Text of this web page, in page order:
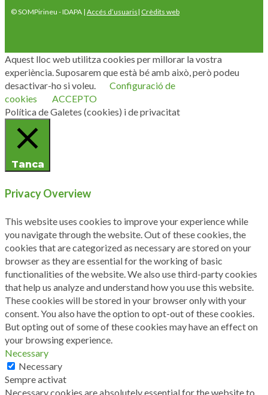
© SOMPirineu - IDAPA | Accés d’usuaris| Crèdits web
Aquest lloc web utilitza cookies per millorar la vostra
experiència. Suposarem que està bé amb això, però podeu
desactivar-ho si voleu.
Configuració de
cookies
ACCEPTO
Política de Galetes (cookies) i de privacitat
Tanca
Privacy Overview
This website uses cookies to improve your experience while
you navigate through the website. Out of these cookies, the
cookies that are categorized as necessary are stored on your
browser as they are essential for the working of basic
functionalities of the website. We also use third-party cookies
that help us analyze and understand how you use this website.
These cookies will be stored in your browser only with your
consent. You also have the option to opt-out of these cookies.
But opting out of some of these cookies may have an effect on
your browsing experience.
Necessary
Necessary
Sempre activat
Necessary cookies are absolutely essential for the website to